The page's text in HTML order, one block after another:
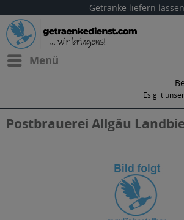
Getränke liefern lassen
Menü
Es gilt
Postbrauerei Allgäu